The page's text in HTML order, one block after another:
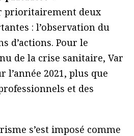
prioritairement deux
: l’observation du
d’actions. Pour le
de la crise sanitaire, Var
l’année 2021, plus que
et des
s’est imposé comme